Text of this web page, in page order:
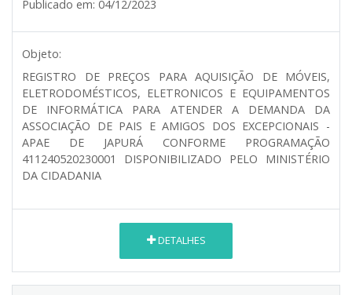
Publicado em: 04/12/2023
Objeto:
REGISTRO DE PREÇOS PARA AQUISIÇÃO DE MÓVEIS,
ELETRODOMÉSTICOS, ELETRONICOS E EQUIPAMENTOS
DE INFORMÁTICA PARA ATENDER A DEMANDA DA
ASSOCIAÇÃO DE PAIS E AMIGOS DOS EXCEPCIONAIS -
APAE DE JAPURÁ CONFORME PROGRAMAÇÃO
411240520230001 DISPONIBILIZADO PELO MINISTÉRIO
DA CIDADANIA
DETALHES